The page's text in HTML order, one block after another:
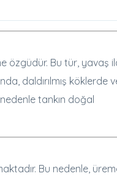
özgüdür. Bu tür, yavaş
daldırılmış köklerde
tankın doğal
Bu nedenle,